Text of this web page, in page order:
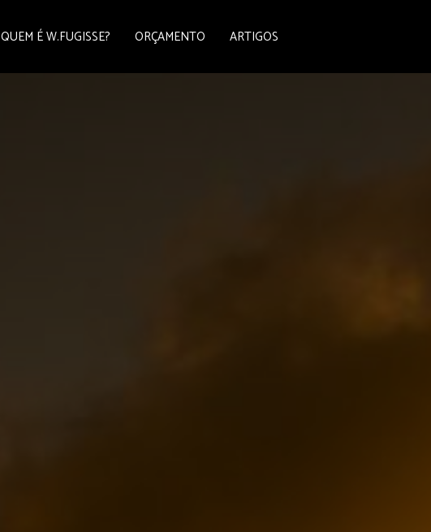
QUEM É W.FUGISSE? ORÇAMENTO ARTIGOS